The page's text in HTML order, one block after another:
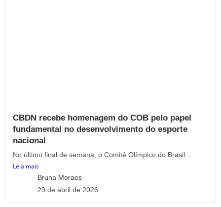
CBDN recebe homenagem do COB pelo papel
fundamental no desenvolvimento do esporte
nacional
No último final de semana, o Comitê Olímpico do Brasil...
Leia mais
Bruna Moraes
29 de abril de 2026